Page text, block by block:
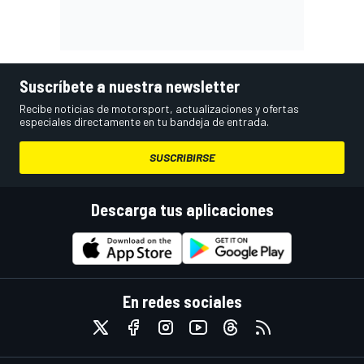
Suscríbete a nuestra newsletter
Recibe noticias de motorsport, actualizaciones y ofertas
especiales directamente en tu bandeja de entrada.
SUSCRIBIRSE
Descarga tus aplicaciones
En redes sociales